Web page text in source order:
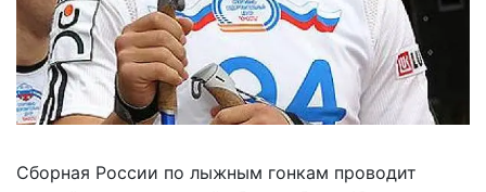
Сборная России по лыжным гонкам проводит